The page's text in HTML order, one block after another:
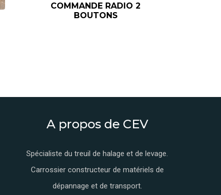
COMMANDE RADIO 2
BOUTONS
A propos de CEV
Spécialiste du treuil de halage et de levage.
Carrossier constructeur de matériels de
dépannage et de transport.